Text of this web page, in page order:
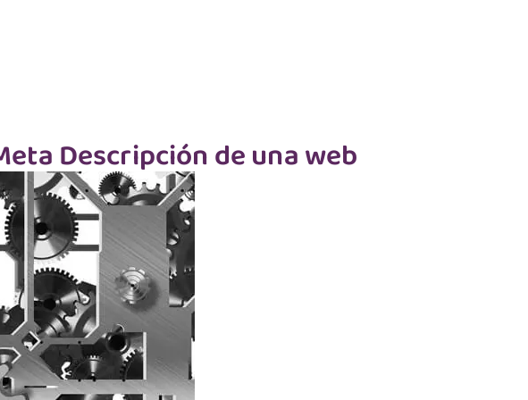
Descripción de una web